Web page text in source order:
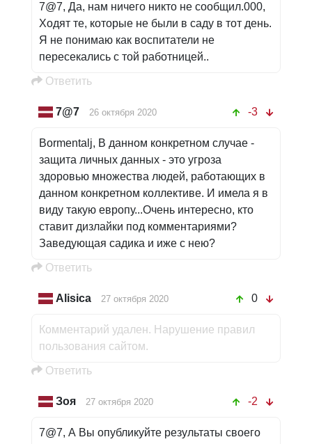
7@7, Да, нам ничего никто не сообщил.000,
Ходят те, которые не были в саду в тот день.
Я не понимаю как воспитатели не
пересекались с той работницей..
Oтветить
7@7 26 октября 2020 -3
Bormentalj, В данном конкретном случае -
защита личных данных - это угроза
здоровью множества людей, работающих в
данном конкретном коллективе. И имела я в
виду такую европу...Очень интересно, кто
ставит дизлайки под комментариями?
Заведующая садика и иже с нею?
Oтветить
Alisica 27 октября 2020 0
Комментарий удален. Нарушение правил
пользования сайтом.
Oтветить
Зоя 27 октября 2020 -2
7@7, А Вы опубликуйте результаты своего